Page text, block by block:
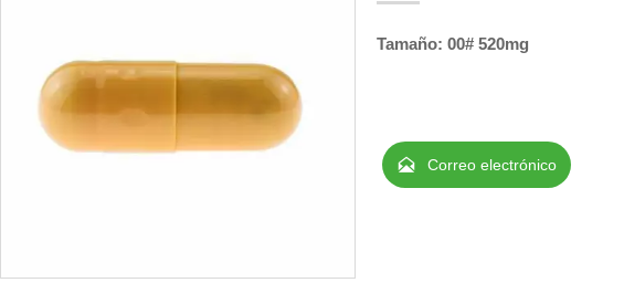
Tamaño: 00# 520mg
 Correo electrónico